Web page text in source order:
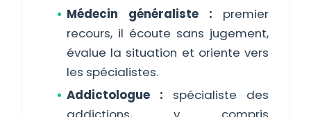
Médecin généraliste : premier
recours, il écoute sans jugement,
évalue la situation et oriente vers
les spécialistes.
Addictologue : spécialiste des